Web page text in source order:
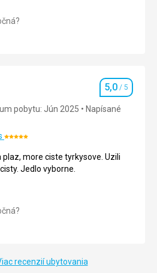
5,0/ 5
Hodnotenie
5,0 / 5
pobytu: Jún 2025
Napísané
Hodnotenie:
5/5
plaz, more ciste tyrkysove. Uzili
Jedlo vyborne.
more ciste tyrkysove. Uzili
Jedlo vyborne.
recenzií ubytovania